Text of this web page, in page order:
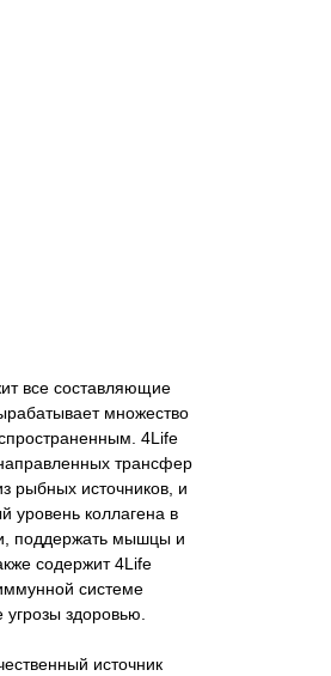
все составляющие
множество
4Lifе
трансфер
рыбных источников, и
уровень коллагена в
поддержать мышцы и
содержит 4Lifе
системе
угрозы здоровью.
источник